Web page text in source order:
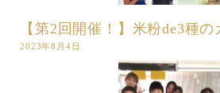
【第2回開催！】米粉de3種
2023年8月4日